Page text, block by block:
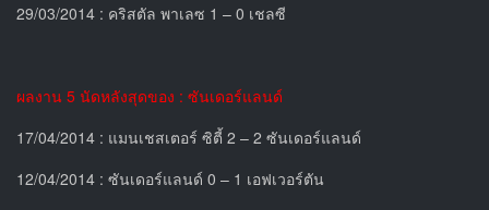
29/03/2014 : คริสตัล พาเลซ 1 – 0 เชลซี
ผลงาน 5 นัดหลังสุดของ : ซันเดอร์แลนด์
17/04/2014 : แมนเชสเตอร์ ซิตี้ 2 – 2 ซันเดอร์แลนด์
12/04/2014 : ซันเดอร์แลนด์ 0 – 1 เอฟเวอร์ตัน